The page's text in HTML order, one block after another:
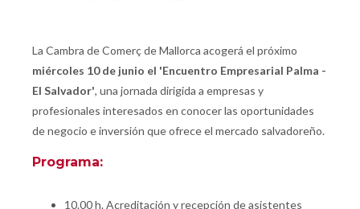
La Cambra de Comerç de Mallorca acogerá el próximo
miércoles 10 de junio el 'Encuentro Empresarial Palma -
El Salvador', una jornada dirigida a empresas y
profesionales interesados en conocer las oportunidades
de negocio e inversión que ofrece el mercado salvadoreño.
Programa:
10.00 h. Acreditación y recepción de asistentes